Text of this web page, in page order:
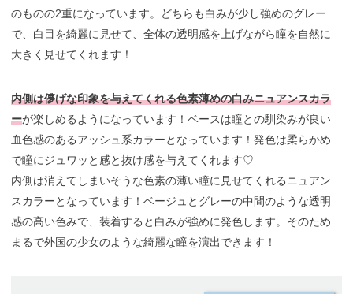
のものの2重になっています。どちらも白みが少し強めのグレー
で、白目を綺麗に見せて、全体の透明感を上げながら瞳を自然に
大きく見せてくれます！
内側は儚げな印象を与えてくれる色素薄めの白みニュアンスカラ
ーが楽しめるようになっています！ベースは瞳との馴染みが良い
血色感のあるアッシュ系カラーとなっています！発色は柔らかめ
で瞳にジュワッと感と抜け感を与えてくれます♡
内側は消えてしまいそうな色素の薄い瞳に見せてくれるニュアン
スカラーとなっています！ベージュとグレーの中間のような透明
感の高い色みで、装着すると白みが強めに発色します。そのため
まるで外国の少女のような綺麗な瞳を演出できます！